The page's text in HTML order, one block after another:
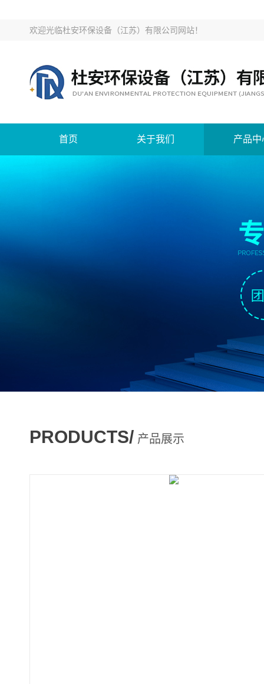
欢迎光临杜安环保设备（江苏）有限公司网站！
首页 关于我们 产品中
PRODUCTS/ 产品展示